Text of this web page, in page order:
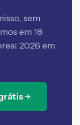
sem
em 18
2026 em